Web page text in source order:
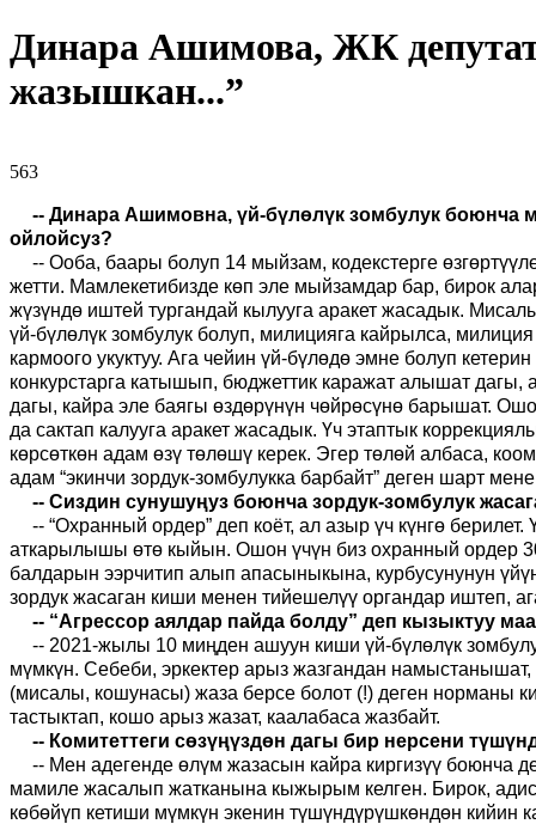
Динара Ашимова, ЖК
жазышкан...”
563 ᠌ ᠌ ᠌ ᠌᠌ ᠌ ᠌᠌
-- Динара Ашимовна, үй-бүлөлүк зомбулук боюнча
ойлойсуз?
-- Ооба, баары болуп 14 мыйзам, кодекстерге
жетти. Мамлекетибизде көп эле мыйзамдар бар, бирок
жүзүндө иштей тургандай кылууга аракет жасадык.
үй-бүлөлүк зомбулук болуп, милицияга кайрылса,
кармоого укуктуу. Ага чейин үй-бүлөдө эмне болуп
конкурстарга катышып, бюджеттик каражат алышат
дагы, кайра эле баягы өздөрүнүн чөйрөсүнө барышат.
да сактап калууга аракет жасадык. Үч этаптык
көрсөткөн адам өзү төлөшү керек. Эгер төлөй албаса,
адам “экинчи зордук-зомбулукка барбайт” деген шарт
-- Сиздин сунушуңуз боюнча зордук-зомбулук
-- “Охранный ордер” деп коёт, ал азыр үч күнгө
аткарылышы өтө кыйын. Ошон үчүн биз охранный ордер 30
балдарын ээрчитип алып апасыныкына, курбусунунун
зордук жасаган киши менен тийешелүү органдар иштеп,
-- “Агрессор аялдар пайда болду” деп кызыктуу
-- 2021-жылы 10 миңден ашуун киши үй-бүлөлүк
мүмкүн. Себеби, эркектер арыз жазгандан
(мисалы, кошунасы) жаза берсе болот (!) деген норманы
тастыктап, кошо арыз жазат, каалабаса жазбайт.
-- Комитеттеги сөзүңүздөн дагы бир нерсени
-- Мен адегенде өлүм жазасын кайра киргизүү боюнча
мамиле жасалып жатканына кыжырым келген. Бирок,
көбөйүп кетиши мүмкүн экенин түшүндүрүшкөндөн кийин